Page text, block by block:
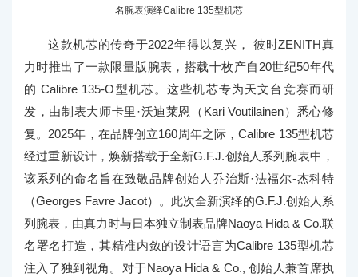
名腕表演绎Calibre 135型机芯
这款机芯的传奇于2022年得以复兴， 彼时ZENITH真
力时推出了一款限量版腕表，搭载十枚产自20世纪50年代
的 Calibre 135-O型机芯。这些机芯专为天文台竞赛而研
发，由制表大师卡里·沃迪莱恩（Kari Voutilainen）悉心修
复。2025年，在品牌创立160周年之际，Calibre 135型机芯
经过重新设计，焕新搭载于全新G.F.J.创始人系列腕表中，
该系列的命名旨在致敬品牌创始人乔治斯·法福尔-杰科特
（Georges Favre Jacot）。此次全新演绎的G.F.J.创始人系
列腕表，由真力时与日本独立制表品牌Naoya Hida & Co.联
名署名打造，其精准内敛的设计语言为Calibre 135型机芯
注入了独到视角。对于Naoya Hida & Co., 创始人兼首席执